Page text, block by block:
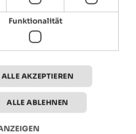
Funktionalität
ALLE AKZEPTIEREN
ALLE ABLEHNEN